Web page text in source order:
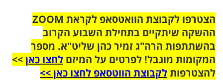
הצטרפו לקבוצת הוואטסאפ לקראת ZOOM
ההשקה שיתקיים בתחילת השבוע הקרוב
בהשתתפות הרה"ג זמיר כהן שליט"א. מספר
המקומות מוגבל! לפרטים על המיזם לחצו כאן>>
להצטרפותלקבוצת הווטסאפ לחצו כאן >>